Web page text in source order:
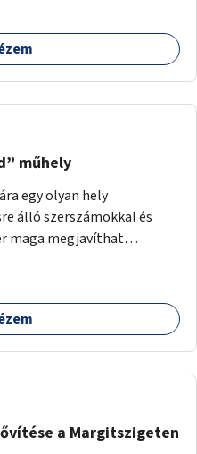
műhely
egy olyan hely
álló szerszámokkal és
maga megjavíthat
a Margitszigeten